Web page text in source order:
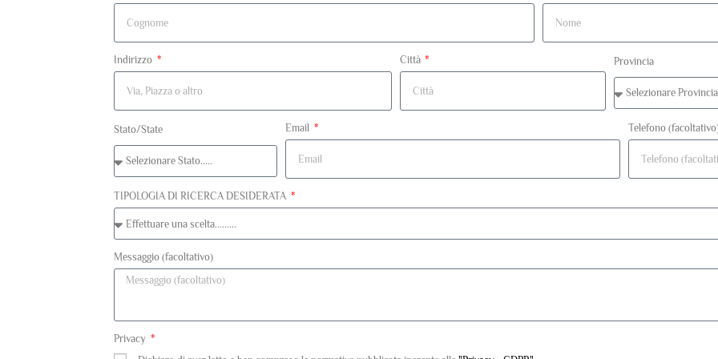
Indirizzo Città Provincia
Stato/State Email Telefono
TIPOLOGIA DI RICERCA DESIDERATA
Messaggio (facoltativo)
Privacy